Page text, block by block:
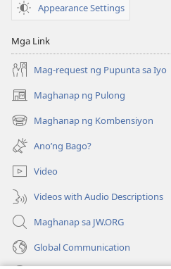
Appearance Settings
Mga Link
Mag-request ng Pupunta sa Iyo
Maghanap ng Pulong
(may
bubukas
na
bagong
window)
Maghanap ng Kombensiyon
(may
bubukas
na
bagong
window)
Ano’ng Bago?
Video
Videos with Audio Descriptions
Maghanap sa JW.ORG
Global Communication